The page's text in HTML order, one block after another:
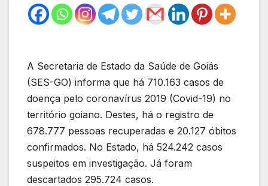
A Secretaria de Estado da Saúde de Goiás
(SES-GO) informa que há 710.163 casos de
doença pelo coronavírus 2019 (Covid-19) no
território goiano. Destes, há o registro de
678.777 pessoas recuperadas e 20.127 óbitos
confirmados. No Estado, há 524.242 casos
suspeitos em investigação. Já foram
descartados 295.724 casos.